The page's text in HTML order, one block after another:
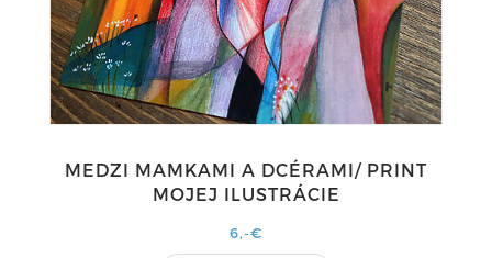
MEDZI MAMKAMI A DCÉRAMI/ PRINT
MOJEJ ILUSTRÁCIE
6,-€